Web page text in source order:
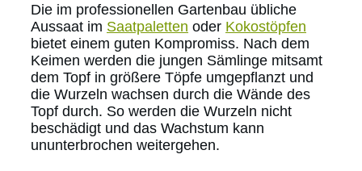
Die im professionellen Gartenbau übliche
Aussaat im Saatpaletten oder Kokostöpfen
bietet einem guten Kompromiss. Nach dem
Keimen werden die jungen Sämlinge mitsamt
dem Topf in größere Töpfe umgepflanzt und
die Wurzeln wachsen durch die Wände des
Topf durch. So werden die Wurzeln nicht
beschädigt und das Wachstum kann
ununterbrochen weitergehen.